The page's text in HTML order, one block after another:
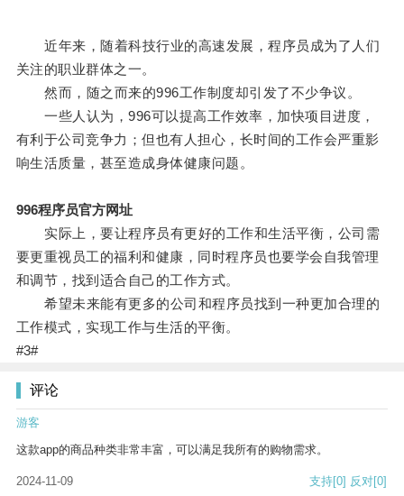
近年来，随着科技行业的高速发展，程序员成为了人们
关注的职业群体之一。
然而，随之而来的996工作制度却引发了不少争议。
一些人认为，996可以提高工作效率，加快项目进度，
有利于公司竞争力；但也有人担心，长时间的工作会严重影
响生活质量，甚至造成身体健康问题。
996程序员官方网址
实际上，要让程序员有更好的工作和生活平衡，公司需
要更重视员工的福利和健康，同时程序员也要学会自我管理
和调节，找到适合自己的工作方式。
希望未来能有更多的公司和程序员找到一种更加合理的
工作模式，实现工作与生活的平衡。
#3#
评论
游客
这款app的商品种类非常丰富，可以满足我所有的购物需求。
2024-11-09 支持[0] 反对[0]